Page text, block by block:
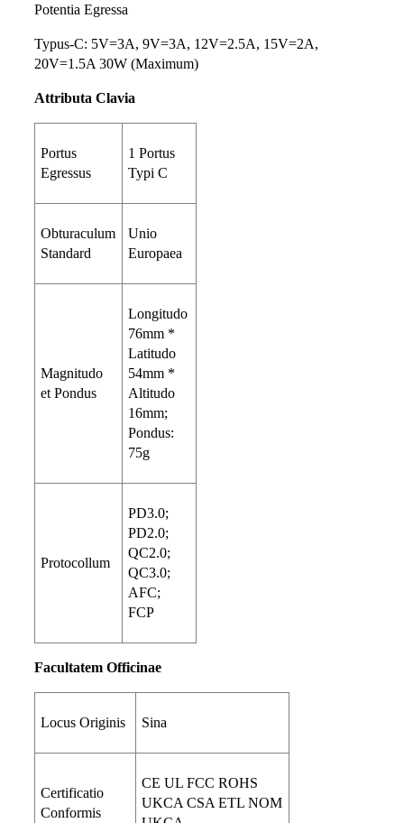
Potentia Egressa
Typus-C: 5V=3A, 9V=3A, 12V=2.5A, 15V=2A,
20V=1.5A 30W (Maximum)
Attributa Clavia
Portus
Egressus
1 Portus
Typi C
Obturaculum
Standard
Unio
Europaea
Magnitudo
et Pondus
Longitudo
76mm *
Latitudo
54mm *
Altitudo
16mm;
Pondus:
75g
Protocollum
PD3.0;
PD2.0;
QC2.0;
QC3.0;
AFC;
FCP
Facultatem Officinae
Locus Originis Sina
Certificatio
Conformis
CE UL FCC ROHS
UKCA CSA ETL NOM